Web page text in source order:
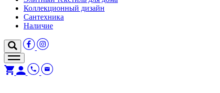
Коллекционный дизайн
Сантехника
Наличие